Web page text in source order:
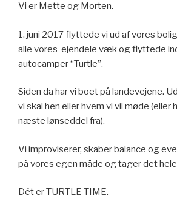
Vi er Mette og Morten.
1. juni 2017 flyttede vi ud af vores
alle vores ejendele væk og flyttede
autocamper “Turtle”.
Siden da har vi boet på landevejene.
vi skal hen eller hvem vi vil møde (eller
næste lønseddel fra).
Vi improviserer, skaber balance og
på vores egen måde og tager det
Dét er TURTLE TIME.